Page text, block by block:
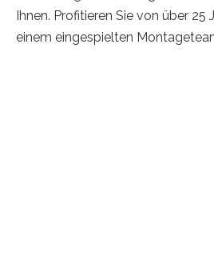
Ihnen. Profitieren Sie von über 25
einem eingespielten